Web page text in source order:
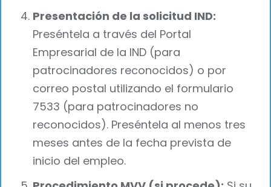
Presentación de la solicitud IND:
Preséntela a través del Portal
Empresarial de la IND (para
patrocinadores reconocidos) o por
correo postal utilizando el formulario
7533 (para patrocinadores no
reconocidos). Preséntela al menos tres
meses antes de la fecha prevista de
inicio del empleo.